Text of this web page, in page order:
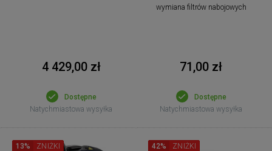
4 429,00 zł
Dostępne
Natychmiastowa wysyłka
wymiana filtrów nabojowych
71,00 zł
Dostępne
Natychmiastowa wysyłka
13% ZNIŻKI 42% ZNIŻKI